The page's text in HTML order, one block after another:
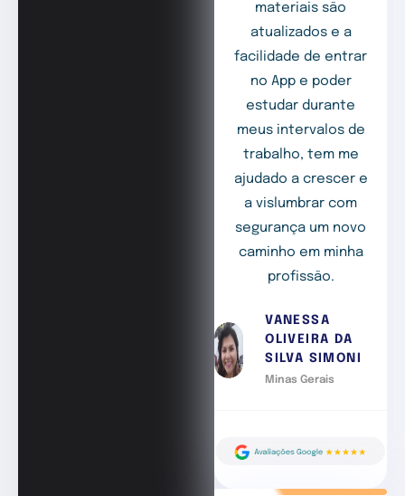
materiais são
atualizados e a
facilidade de entrar
no App e poder
estudar durante
meus intervalos de
trabalho, tem me
ajudado a crescer e
a vislumbrar com
segurança um novo
caminho em minha
profissão.
VANESSA
OLIVEIRA DA
SILVA SIMONI
Minas Gerais